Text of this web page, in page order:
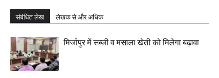
संबंधित लेख लेखक से और अधिक
मिर्जापुर में सब्जी व मसाला खेती को मिलेगा बढ़ावा